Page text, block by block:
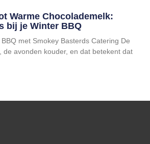
Warme Chocolademelk:
bij je Winter BBQ
met Smokey Basterds Catering De
de avonden kouder, en dat betekent dat